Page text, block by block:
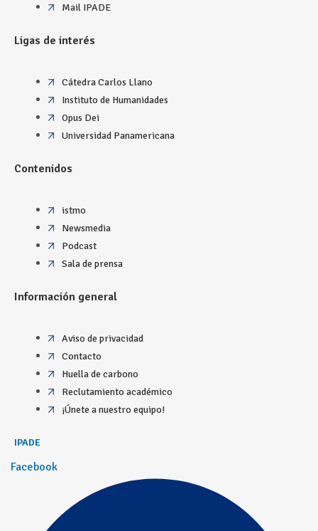
Mail IPADE
Ligas de interés
Cátedra Carlos Llano
Instituto de Humanidades
Opus Dei
Universidad Panamericana
Contenidos
istmo
Newsmedia
Podcast
Sala de prensa
Información general
Aviso de privacidad
Contacto
Huella de carbono
Reclutamiento académico
¡Únete a nuestro equipo!
IPADE
Facebook